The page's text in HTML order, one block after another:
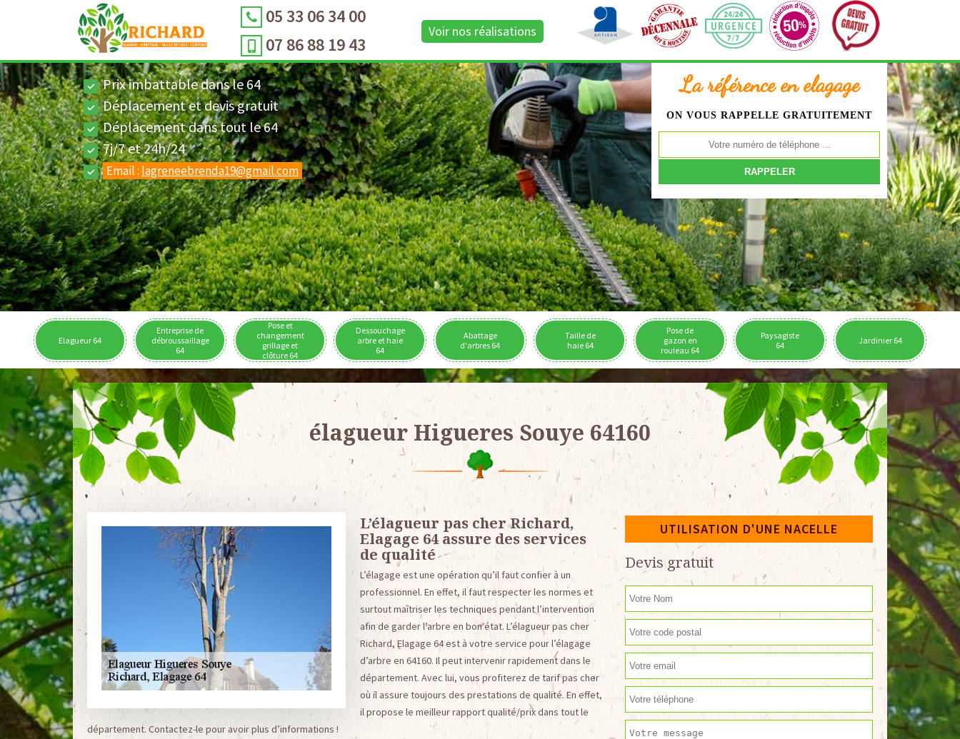
05 33 06 34 00
07 86 88 19 43
Voir nos réalisations
La référence en elagage
ON VOUS RAPPELLE GRATUITEMENT
Prix imbattable dans le 64
Déplacement et devis gratuit
Déplacement dans tout le 64
7j/7 et 24h/24
Email : lagreneebrenda19@gmail.com
Elagueur 64
Entreprise de
débroussaillage
64
Pose et
changement
grillage et
clôture 64
Dessouchage
arbre et haie
64
Abattage
d'arbres 64
Taille de
haie 64
Pose de
gazon en
rouleau 64
Paysagiste
64
Jardinier 64
élagueur Higueres Souye 64160
L’élagueur pas cher Richard,
Elagage 64 assure des services
de qualité
L’élagage est une opération qu’il faut confier à un
professionnel. En effet, il faut respecter les normes et
surtout maîtriser les techniques pendant l’intervention
afin de garder l’arbre en bon état. L’élagueur pas cher
Richard, Elagage 64 est à votre service pour l’élagage
d’arbre en 64160. Il peut intervenir rapidement dans le
département. Avec lui, vous profiterez de tarif pas cher
où il assure toujours des prestations de qualité. En effet,
il propose le meilleur rapport qualité/prix dans tout le
département. Contactez-le pour avoir plus d’informations !
UTILISATION D'UNE NACELLE
Devis gratuit